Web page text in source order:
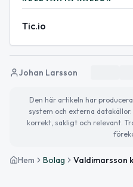
Tic.io
Johan Larsson
Den här artikeln har
system och externa
korrekt, sakligt och relevant.
Hem Bolag